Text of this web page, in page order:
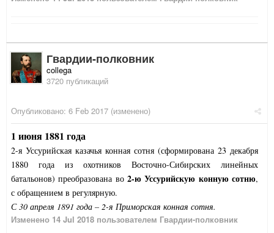
Гвардии-полковник
collega
3720 публикаций
Опубликовано: 6 Feb 2017 (изменено)
1 июня 1881 года
2-я Уссурийская казачья конная сотня (сформирована 23 декабря
1880 года из охотников Восточно-Сибирских линейных
батальонов) преобразована во 2-ю Уссурийскую конную сотню,
с обращением в регулярную.
С 30 апреля 1891 года – 2-я Приморская конная сотня.
Изменено 14 Jul 2018 пользователем Гвардии-полковник